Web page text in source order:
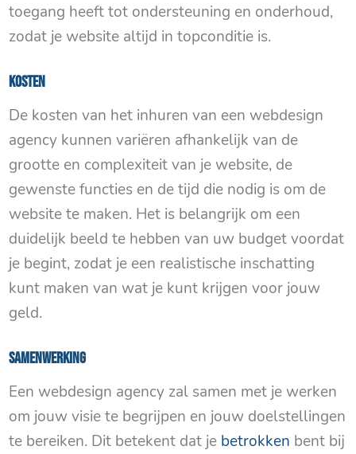
toegang heeft tot ondersteuning en onderhoud,
zodat je website altijd in topconditie is.
Kosten
De kosten van het inhuren van een webdesign
agency kunnen variëren afhankelijk van de
grootte en complexiteit van je website, de
gewenste functies en de tijd die nodig is om de
website te maken. Het is belangrijk om een ​​
duidelijk beeld te hebben van uw budget voordat
je begint, zodat je een realistische inschatting
kunt maken van wat je kunt krijgen voor jouw
geld.
Samenwerking
Een webdesign agency zal samen met je werken
om jouw visie te begrijpen en jouw doelstellingen
te bereiken. Dit betekent dat je betrokken bent bij